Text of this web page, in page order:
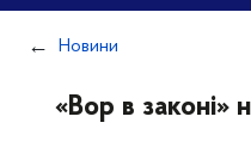
Новини
«Вор в законі»